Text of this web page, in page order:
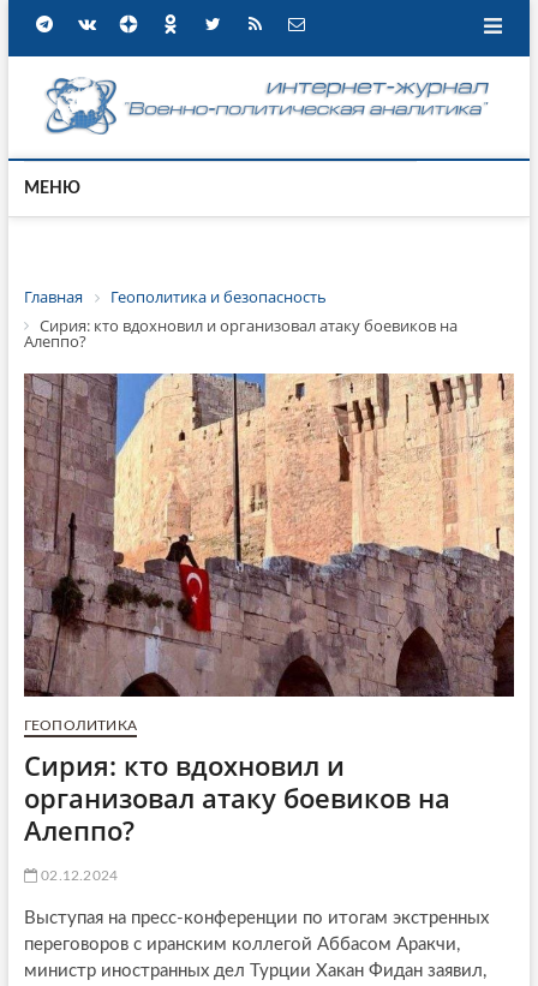
МЕНЮ
Главная
Геополитика и безопасность
Сирия: кто вдохновил и организовал атаку боевиков на
Алеппо?
ГЕОПОЛИТИКА
Сирия: кто вдохновил и
организовал атаку боевиков на
Алеппо?
02.12.2024
Выступая на пресс-конференции по итогам экстренных
переговоров с иранским коллегой Аббасом Аракчи,
министр иностранных дел Турции Хакан Фидан заявил,